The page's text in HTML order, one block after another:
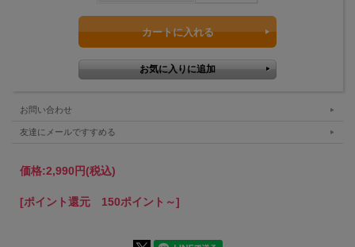
お問い合わせ
友達にメールですすめる
価格:2,990円(税込)
[ポイント還元 150ポイント～]